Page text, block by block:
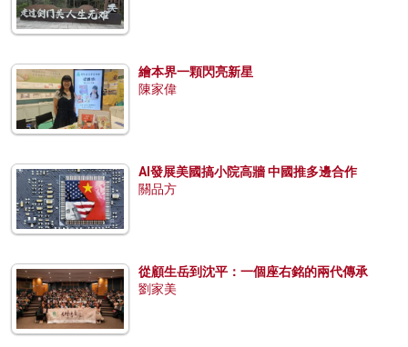
繪本界一顆閃亮新星
陳家偉
AI發展美國搞小院高牆 中國推多邊合作
關品方
從顧生岳到沈平：一個座右銘的兩代傳承
劉家美